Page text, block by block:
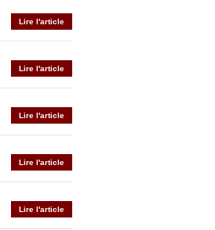
Lire l'article
Lire l'article
Lire l'article
Lire l'article
Lire l'article